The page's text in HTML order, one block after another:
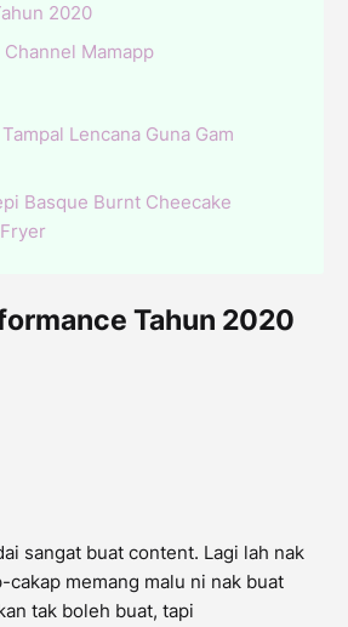
2020
Mamapp
Lencana Guna Gam
Basque Burnt Cheecake
Tahun 2020
sangat buat content. Lagi lah nak
cakap memang malu ni nak buat
tak boleh buat, tapi